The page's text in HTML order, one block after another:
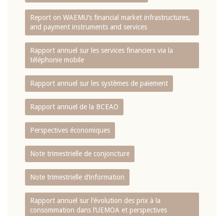
Report on WAEMU’s financial market infrastructures,
and payment instruments and services
Rapport annuel sur les services financiers via la
téléphonie mobile
Rapport annuel sur les systèmes de paiement
Rapport annuel de la BCEAO
Perspectives économiques
Note trimestrielle de conjoncture
Note trimestrielle d‘information
Rapport annuel sur l‘évolution des prix à la
consommation dans l‘UEMOA et perspectives